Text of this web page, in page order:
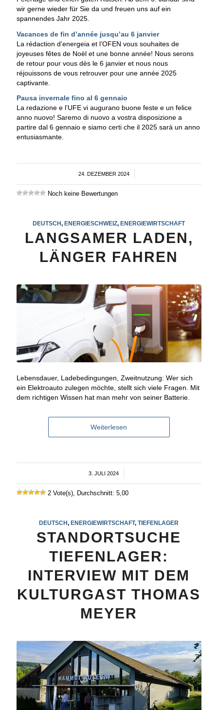
wir gerne wieder für Sie da und freuen uns auf ein
spannendes Jahr 2025.
Vacances de fin d’année jusqu’au 6 janvier
La rédaction d’energeia et l’OFEN vous souhaites de
joyeuses fêtes de Noël et une bonne année! Nous serons
de retour pour vous dès le 6 janvier et nous nous
réjouissons de vous retrouver pour une année 2025
captivante.
Pausa invernale fino al 6 gennaio
La redazione e l’UFE vi augurano buone feste e un felice
anno nuovo! Saremo di nuovo a vostra disposizione a
partire dal 6 gennaio e siamo certi che il 2025 sarà un anno
entusiasmante.
24. DEZEMBER 2024
/
Noch keine Bewertungen
DEUTSCH, ENERGIESCHWEIZ, ENERGIEWIRTSCHAFT
LANGSAMER LADEN,
LÄNGER FAHREN
Lebensdauer, Ladebedingungen, Zweitnutzung: Wer sich
ein Elektroauto zulegen möchte, stellt sich viele Fragen. Mit
dem richtigen Wissen hat man mehr von seiner Batterie.
Weiterlesen
3. JULI 2024
2 Vote(s), Durchschnitt: 5,00
DEUTSCH, ENERGIEWIRTSCHAFT,TIEFENLAGER
STANDORTSUCHE
TIEFENLAGER:
INTERVIEW MIT DEM
KULTURGAST THOMAS
MEYER